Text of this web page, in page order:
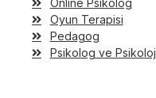
Online Psikolog
Oyun Terapisi
Pedagog
Psikolog ve